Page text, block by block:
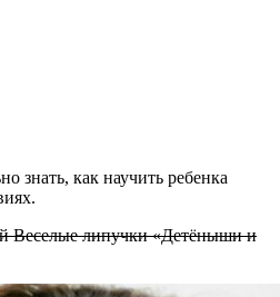
знать, как научить ребенка
Веселые липучки «Детёныши и